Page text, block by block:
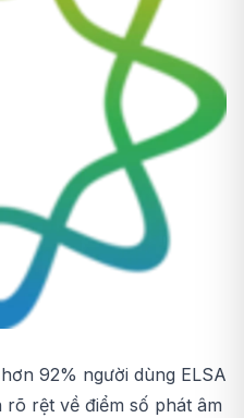
92% người dùng ELSA
rõ rệt về điểm số phát âm